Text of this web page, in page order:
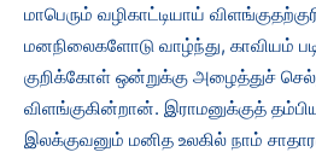
மாபெரும் வழிகாட்டியாய்
மனநிலைகளோடு வாழ்ந்து, காவியம்
குறிக்கோள் ஒன்றுக்கு அழைத்துச்
விளங்குகின்றான். இராமனுக்குத்
இலக்குவனும் மனித உலகில் நாம்